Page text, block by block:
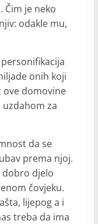
Čim je neko
odakle mu,
onih koji
ove domovine
uzdahom za
da se
prema njoj.
dobro djelo
čovjeku.
lijepog a i
treba da ima